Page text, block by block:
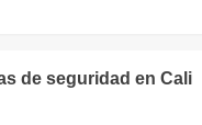
de seguridad en Cali